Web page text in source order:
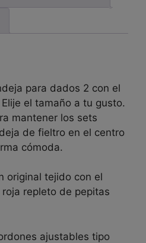
para dados 2 con el
el tamaño a tu gusto.
mantener los sets
de fieltro en el centro
cómoda.
original tejido con el
repleto de pepitas
ajustables tipo